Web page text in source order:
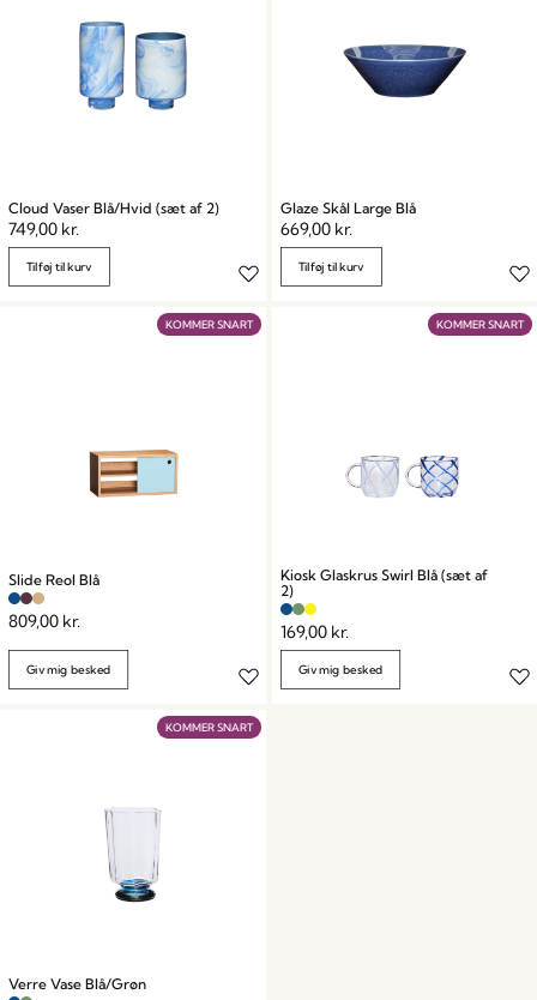
Cloud Vaser Blå/Hvid (sæt af 2)
749,00 kr.
Tilføj til kurv
Glaze Skål Large Blå
669,00 kr.
Tilføj til kurv
KOMMER SNART
Slide Reol Blå
809,00 kr.
Giv mig besked
KOMMER SNART
Kiosk Glaskrus Swirl Blå (sæt af
2)
169,00 kr.
Giv mig besked
KOMMER SNART
Verre Vase Blå/Grøn